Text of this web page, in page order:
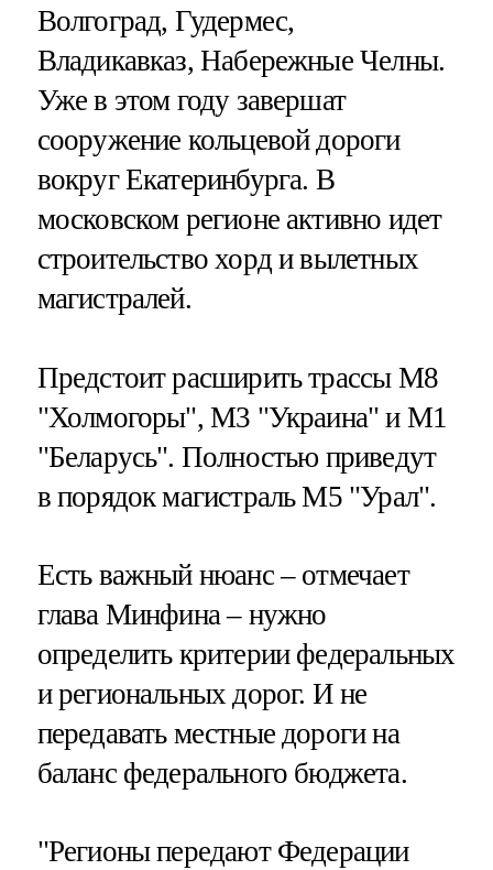
Волгоград, Гудермес,
Владикавказ, Набережные Челны.
Уже в этом году завершат
сооружение кольцевой дороги
вокруг Екатеринбурга. В
московском регионе активно идет
строительство хорд и вылетных
магистралей.
Предстоит расширить трассы М8
"Холмогоры", М3 "Украина" и М1
"Беларусь". Полностью приведут
в порядок магистраль М5 "Урал".
Есть важный нюанс – отмечает
глава Минфина – нужно
определить критерии федеральных
и региональных дорог. И не
передавать местные дороги на
баланс федерального бюджета.
"Регионы передают Федерации